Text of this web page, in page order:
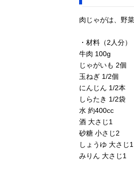
肉じゃがは、野
・材料（2人分）
牛肉 100g
じゃがいも 2個
玉ねぎ 1/2個
にんじん 1/2本
しらたき 1/2袋
水 約400cc
酒 大さじ1
砂糖 小さじ2
しょうゆ 大さじ
みりん 大さじ1